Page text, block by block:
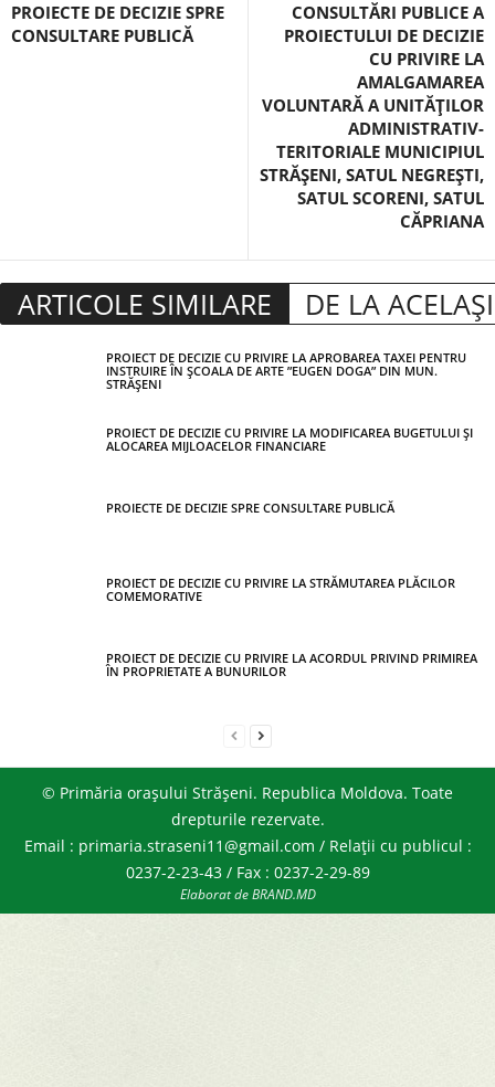
PROIECTE DE DECIZIE SPRE
CONSULTARE PUBLICĂ
CONSULTĂRI PUBLICE A
PROIECTULUI DE DECIZIE
CU PRIVIRE LA
AMALGAMAREA
VOLUNTARĂ A UNITĂȚILOR
ADMINISTRATIV-
TERITORIALE MUNICIPIUL
STRĂȘENI, SATUL NEGREȘTI,
SATUL SCORENI, SATUL
CĂPRIANA
ARTICOLE SIMILARE DE LA
PROIECT DE DECIZIE CU PRIVIRE LA APROBAREA TAXEI PENTRU
INSTRUIRE ÎN ȘCOALA DE ARTE ”EUGEN DOGA” DIN MUN.
STRĂȘENI
PROIECT DE DECIZIE CU PRIVIRE LA MODIFICAREA BUGETULUI ȘI
ALOCAREA MIJLOACELOR FINANCIARE
PROIECTE DE DECIZIE SPRE CONSULTARE PUBLICĂ
PROIECT DE DECIZIE CU PRIVIRE LA STRĂMUTAREA PLĂCILOR
COMEMORATIVE
PROIECT DE DECIZIE CU PRIVIRE LA ACORDUL PRIVIND PRIMIREA
ÎN PROPRIETATE A BUNURILOR
© Primăria orașului Strășeni. Republica Moldova. Toate
drepturile rezervate.
Email : primaria.straseni11@gmail.com / Relații cu publicul :
0237-2-23-43 / Fax : 0237-2-29-89
Elaborat de BRAND.MD